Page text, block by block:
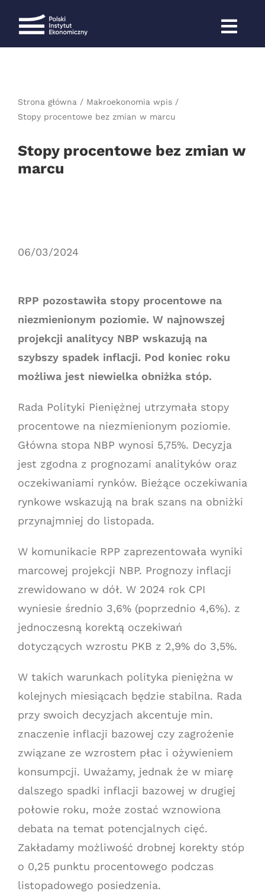
Strona główna
Makroekonomia wpis
Stopy procentowe bez zmian w marcu
Stopy procentowe bez zmian w
marcu
06/03/2024
RPP pozostawiła stopy procentowe na
niezmienionym poziomie. W najnowszej
projekcji analitycy NBP wskazują na
szybszy spadek inflacji. Pod koniec roku
możliwa jest niewielka obniżka stóp.
Rada Polityki Pieniężnej utrzymała stopy
procentowe na niezmienionym poziomie.
Główna stopa NBP wynosi 5,75%. Decyzja
jest zgodna z prognozami analityków oraz
oczekiwaniami rynków. Bieżące oczekiwania
rynkowe wskazują na brak szans na obniżki
przynajmniej do listopada.
W komunikacie RPP zaprezentowała wyniki
marcowej projekcji NBP. Prognozy inflacji
zrewidowano w dół. W 2024 rok CPI
wyniesie średnio 3,6% (poprzednio 4,6%). z
jednoczesną korektą oczekiwań
dotyczących wzrostu PKB z 2,9% do 3,5%.
W takich warunkach polityka pieniężna w
kolejnych miesiącach będzie stabilna. Rada
przy swoich decyzjach akcentuje min.
znaczenie inflacji bazowej czy zagrożenie
związane ze wzrostem płac i ożywieniem
konsumpcji. Uważamy, jednak że w miarę
dalszego spadki inflacji bazowej w drugiej
połowie roku, może zostać wznowiona
debata na temat potencjalnych cięć.
Zakładamy możliwość drobnej korekty stóp
o 0,25 punktu procentowego podczas
listopadowego posiedzenia.